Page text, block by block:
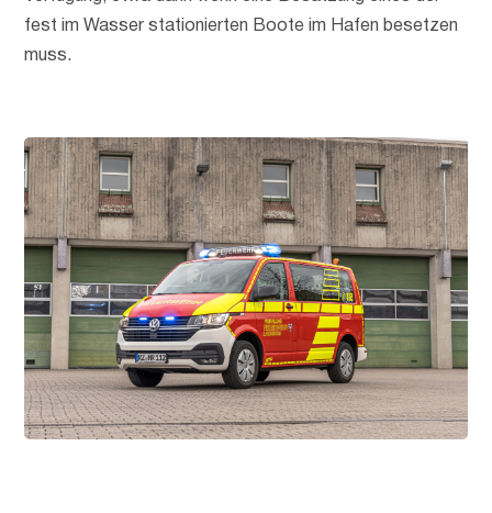
fest im Wasser stationierten Boote im Hafen besetzen
muss.